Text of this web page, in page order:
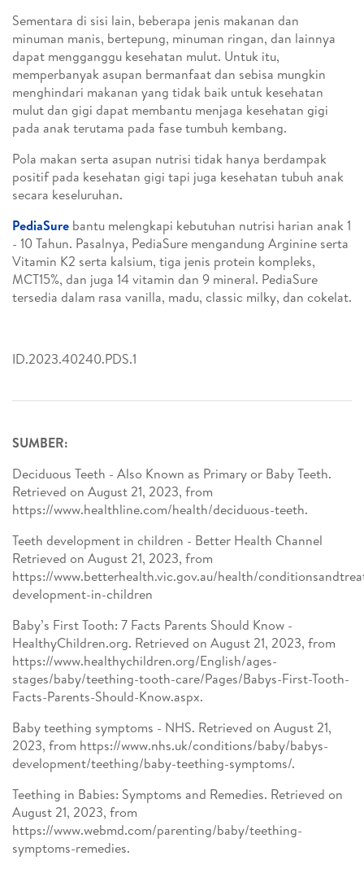
Sementara di sisi lain, beberapa jenis makanan dan
minuman manis, bertepung, minuman ringan, dan lainnya
dapat mengganggu kesehatan mulut. Untuk itu,
memperbanyak asupan bermanfaat dan sebisa mungkin
menghindari makanan yang tidak baik untuk kesehatan
mulut dan gigi dapat membantu menjaga kesehatan gigi
pada anak terutama pada fase tumbuh kembang.
Pola makan serta asupan nutrisi tidak hanya berdampak
positif pada kesehatan gigi tapi juga kesehatan tubuh anak
secara keseluruhan.
PediaSure bantu melengkapi kebutuhan nutrisi harian anak 1
- 10 Tahun. Pasalnya, PediaSure mengandung Arginine serta
Vitamin K2 serta kalsium, tiga jenis protein kompleks,
MCT15%, dan juga 14 vitamin dan 9 mineral. PediaSure
tersedia dalam rasa vanilla, madu, classic milky, dan cokelat.
ID.2023.40240.PDS.1
SUMBER:
Deciduous Teeth - Also Known as Primary or Baby Teeth.
Retrieved on August 21, 2023, from
https://www.healthline.com/health/deciduous-teeth.
Teeth development in children - Better Health Channel
Retrieved on August 21, 2023, from
https://www.betterhealth.vic.gov.au/health/
development-in-children
Baby’s First Tooth: 7 Facts Parents Should Know -
HealthyChildren.org. Retrieved on August 21, 2023, from
https://www.healthychildren.org/English/ages-
stages/baby/teething-tooth-care/Pages/Babys-First-Tooth-
Facts-Parents-Should-Know.aspx.
Baby teething symptoms - NHS. Retrieved on August 21,
2023, from https://www.nhs.uk/conditions/baby/babys-
development/teething/baby-teething-symptoms/.
Teething in Babies: Symptoms and Remedies. Retrieved on
August 21, 2023, from
https://www.webmd.com/parenting/baby/teething-
symptoms-remedies.